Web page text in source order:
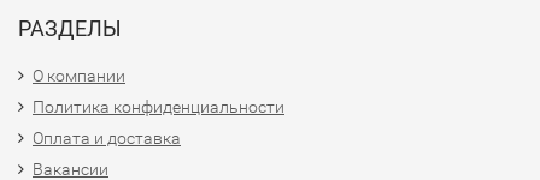
РАЗДЕЛЫ
О компании
Политика конфиденциальности
Оплата и доставка
Вакансии